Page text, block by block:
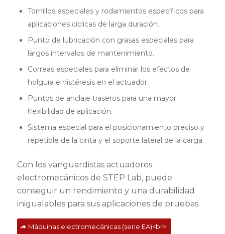
Tornillos especiales y rodamientos específicos para
aplicaciones cíclicas de larga duración.
Punto de lubricación con grasas especiales para
largos intervalos de mantenimiento.
Correas especiales para eliminar los efectos de
holgura e histéresis en el actuador.
Puntos de anclaje traseros para una mayor
flexibilidad de aplicación.
Sistema especial para el posicionamiento preciso y
repetible de la cinta y el soporte lateral de la carga.
Con los vanguardistas actuadores
electromecánicos de STEP Lab, puede
conseguir un rendimiento y una durabilidad
inigualables para sus aplicaciones de pruebas.
Máquinas electromecánicas (serie EA)<br>